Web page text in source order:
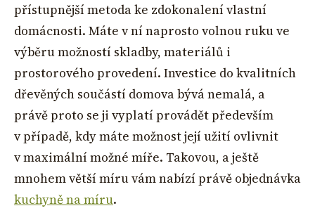
přístupnější metoda ke zdokonalení vlastní
domácnosti. Máte v ní naprosto volnou ruku ve
výběru možností skladby, materiálů i
prostorového provedení. Investice do kvalitních
dřevěných součástí domova bývá nemalá, a
právě proto se ji vyplatí provádět především
v případě, kdy máte možnost její užití ovlivnit
v maximální možné míře. Takovou, a ještě
mnohem větší míru vám nabízí právě objednávka
kuchyně na míru.